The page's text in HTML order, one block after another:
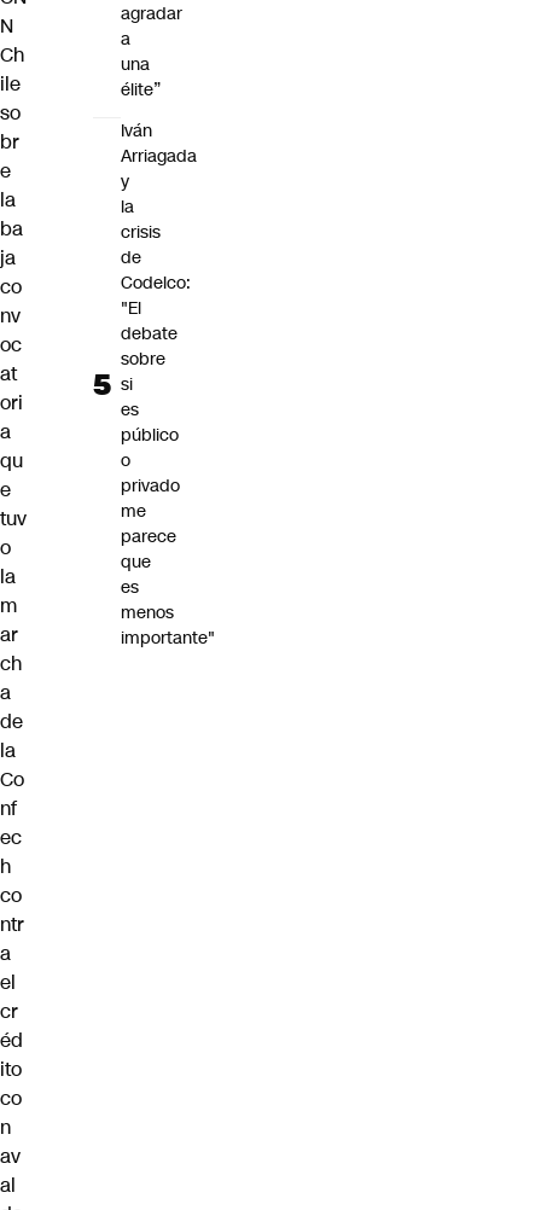
N
Ch
ile
so
br
e
la
ba
ja
co
nv
oc
at
ori
a
qu
e
tuv
o
la
m
ar
ch
a
de
la
Co
nf
ec
h
co
ntr
a
el
cr
éd
ito
co
n
av
al
agradar
a
una
élite”
Iván
Arriagada
y
la
crisis
de
Codelco:
"El
debate
sobre
si
es
público
o
privado
me
parece
que
es
menos
importante"